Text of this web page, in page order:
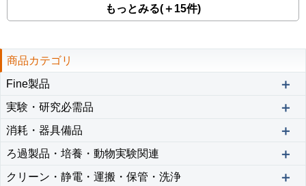
もっとみる(＋15件)
商品カテゴリ
Fine製品
＋
実験・研究必需品 ＋
消耗・器具備品 ＋
ろ過製品・培養・動物実験関連 ＋
クリーン・静電・運搬・保管・洗浄 ＋